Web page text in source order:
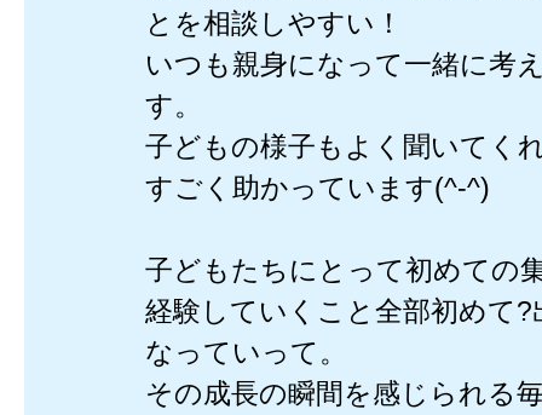
とを相談しやすい！
いつも親身になって一緒に考
す。
子どもの様子もよく聞いてく
すごく助かっています(^-^)
子どもたちにとって初めての
経験していくこと全部初めて?
なっていって。
その成長の瞬間を感じられる